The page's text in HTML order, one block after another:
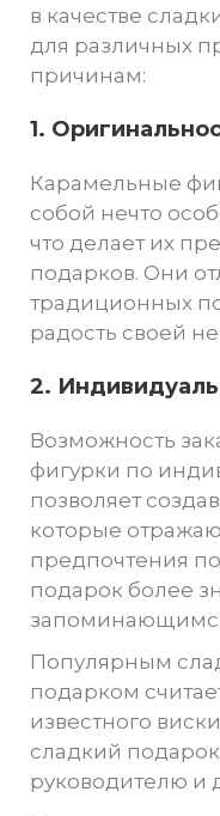
в качестве
для различных
причинам:
1.
Карамельные
собой нечто
что делает их
подарков. Они
традиционных
радость своей
2.
Возможность
фигурки по
позволяет
которые
предпочтения
подарок более
Популярным
подарком
известного
сладкий
руководителю и